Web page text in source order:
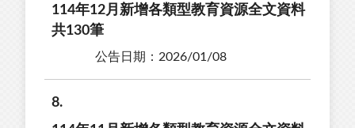
114年12月新增各類型教育資源全文資料
共130筆
公告日期：2026/01/08
8